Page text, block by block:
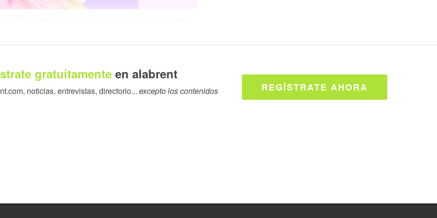
gratuitamente en alabrent
noticias, entrevistas, directorio... excepto los contenidos
REGÍSTRATE AHORA